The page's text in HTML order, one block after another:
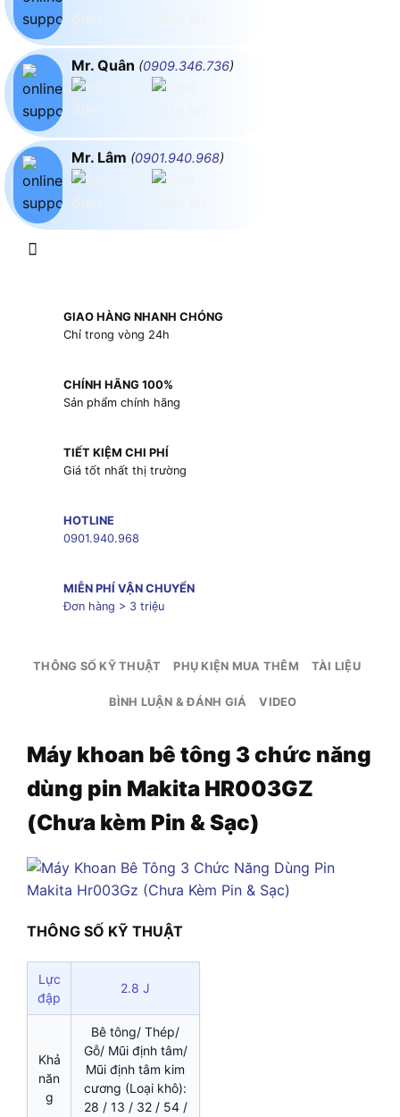
Mr. Quân (0909.346.736)
Mr. Lâm (0901.940.968)
GIAO HÀNG NHANH CHÓNG
Chỉ trong vòng 24h
CHÍNH HÃNG 100%
Sản phẩm chính hãng
TIẾT KIỆM CHI PHÍ
Giá tốt nhất thị trường
HOTLINE
0901.940.968
MIỄN PHÍ VẬN CHUYỂN
Đơn hàng > 3 triệu
THÔNG SỐ KỸ THUẬT PHỤ KIỆN MUA THÊM TÀI LIỆU
BÌNH LUẬN & ĐÁNH GIÁ VIDEO
Máy khoan bê tông 3 chức năng
dùng pin Makita HR003GZ
(Chưa kèm Pin & Sạc)
THÔNG SỐ KỸ THUẬT
Lực
đập
2.8 J
Khả
năn
g
Bê tông/ Thép/
Gỗ/ Mũi định tâm/
Mũi định tâm kim
cương (Loại khô):
28 / 13 / 32 / 54 /